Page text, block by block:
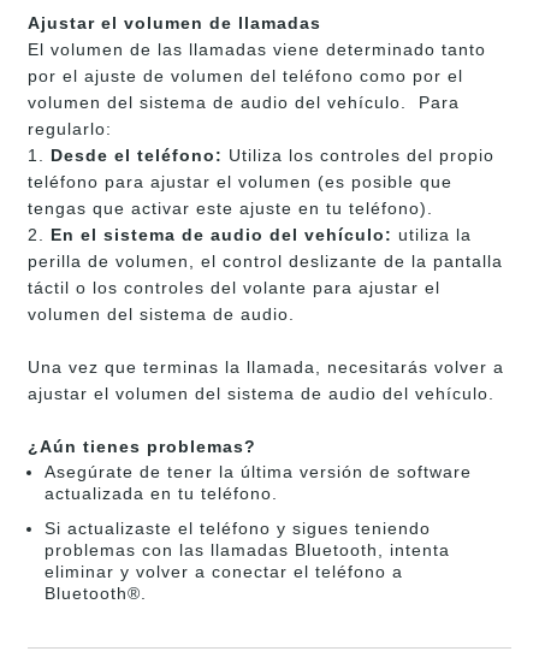
Ajustar el volumen de llamadas
El volumen de las llamadas viene determinado tanto
por el ajuste de volumen del teléfono como por el
volumen del sistema de audio del vehículo.​​​​​​ ​ Para
regularlo:
1. Desde el teléfono: Utiliza los controles del propio
teléfono para ajustar el volumen (es posible que
tengas que activar este ajuste en tu teléfono).
2. En el sistema de audio del vehículo: utiliza la
perilla de volumen, el control deslizante de la pantalla
táctil o los controles del volante para ajustar el
volumen del sistema de audio.
Una vez que terminas la llamada, necesitarás volver a
ajustar el volumen del sistema de audio del vehículo.
¿Aún tienes problemas?
Asegúrate de tener la última versión de software
actualizada en tu teléfono.
Si actualizaste el teléfono y sigues teniendo
problemas con las llamadas Bluetooth, intenta
eliminar y volver a conectar el teléfono a
Bluetooth®.